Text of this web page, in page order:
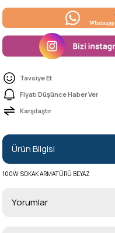
Tavsiye Et
Fiyatı Düşünce Haber Ver
Karşılaştır
Ürün Bilgisi
100W SOKAK ARMATÜRÜ BEYAZ
Yorumlar